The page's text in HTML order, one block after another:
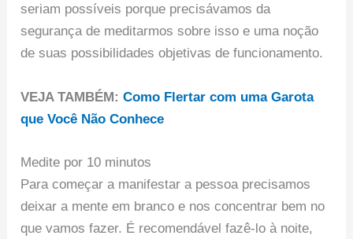
seriam possíveis porque precisávamos da
segurança de meditarmos sobre isso e uma noção
de suas possibilidades objetivas de funcionamento.
VEJA TAMBÉM:Como Flertar com uma Garota
que Você Não Conhece
Medite por 10 minutos
Para começar a manifestar a pessoa precisamos
deixar a mente em branco e nos concentrar bem no
que vamos fazer. É recomendável fazê-lo à noite,